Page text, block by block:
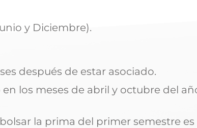
y Diciembre).
después de estar asociado.
los meses de abril y octubre del
la prima del primer semestre es